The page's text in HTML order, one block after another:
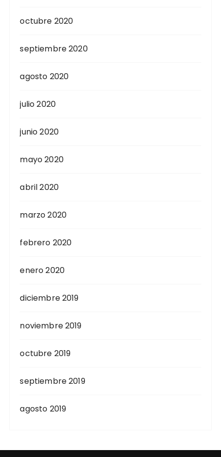
octubre 2020
septiembre 2020
agosto 2020
julio 2020
junio 2020
mayo 2020
abril 2020
marzo 2020
febrero 2020
enero 2020
diciembre 2019
noviembre 2019
octubre 2019
septiembre 2019
agosto 2019